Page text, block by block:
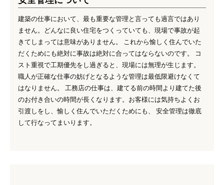
建築の仕事において、最も重要な管理と言っても過言ではあり
ません。どんなに良い住宅をつくっていても、現場で事故が起
きてしまっては意味がありません。 これから愉しく住んでいた
だくためにも絶対に事故は絶対に合ってはならないのです。 コ
スト重視で工期優先をし過ぎると、現場には無理が生じます。
職人が正確な仕事の妨げとなるような管理は最低限避けなくて
はなりません。 工務店の仕事は、建てる前の時間より建てた後
のお付き合いの時間が長くなります。お客様には気持ちよくお
引渡しをし、愉しく住んでいただくためにも、 安全管理は徹底
して行なってまいります。